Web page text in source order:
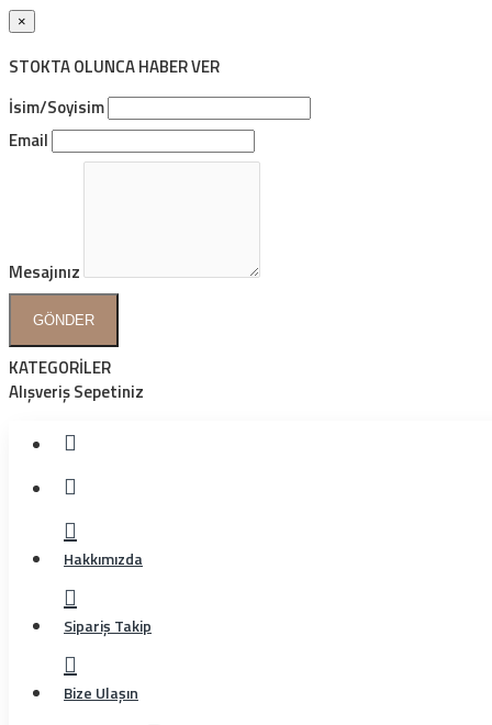
×
STOKTA OLUNCA HABER VER
İsim/Soyisim
Email
Mesajınız
GÖNDER
KATEGORİLER
Alışveriş Sepetiniz
Hakkımızda
Sipariş Takip
Bize Ulaşın